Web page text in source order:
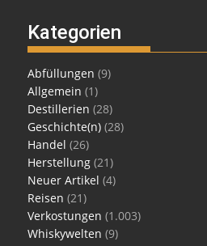
Kategorien
Abfüllungen (9)
Allgemein (1)
Destillerien (28)
Geschichte(n) (28)
Handel (26)
Herstellung (21)
Neuer Artikel (4)
Reisen (21)
Verkostungen (1.003)
Whiskywelten (9)